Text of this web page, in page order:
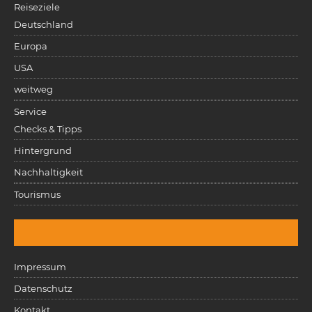
Reiseziele
Deutschland
Europa
USA
weitweg
Service
Checks & Tipps
Hintergrund
Nachhaltigkeit
Tourismus
Impressum
Datenschutz